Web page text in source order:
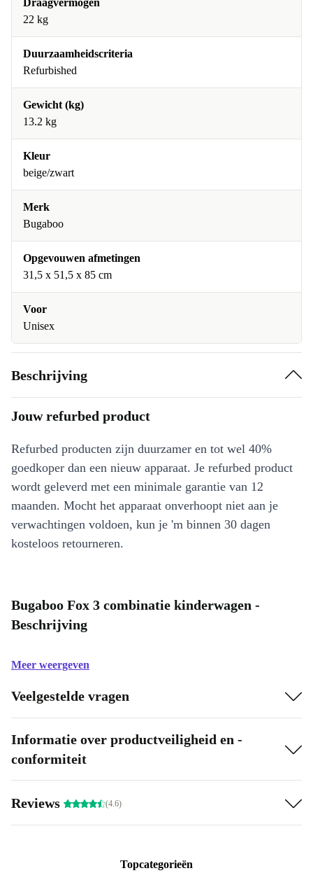
Draagvermogen
22 kg
Duurzaamheidscriteria
Refurbished
Gewicht (kg)
13.2 kg
Kleur
beige/zwart
Merk
Bugaboo
Opgevouwen afmetingen
31,5 x 51,5 x 85 cm
Voor
Unisex
Beschrijving
Jouw refurbed product
Refurbed producten zijn duurzamer en tot wel 40%
goedkoper dan een nieuw apparaat. Je refurbed product
wordt geleverd met een minimale garantie van 12
maanden. Mocht het apparaat onverhoopt niet aan je
verwachtingen voldoen, kun je 'm binnen 30 dagen
kosteloos retourneren.
Bugaboo Fox 3 combinatie kinderwagen -
Beschrijving
Meer weergeven
Veelgestelde vragen
Informatie over productveiligheid en -
conformiteit
Reviews (4.6)
Topcategorieën